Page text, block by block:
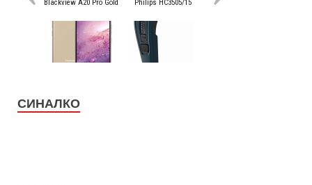
СИНАЛКО